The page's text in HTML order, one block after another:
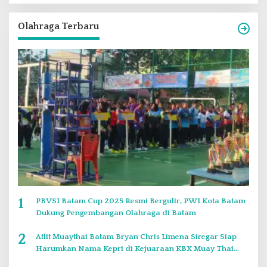
Olahraga Terbaru
1
PBVSI Batam Cup 2025 Resmi Bergulir, PWI Kota Batam
Dukung Pengembangan Olahraga di Batam
2
Atlit Muaythai Batam Bryan Chris Limena Siregar Siap
Harumkan Nama Kepri di Kejuaraan KBX Muay Thai